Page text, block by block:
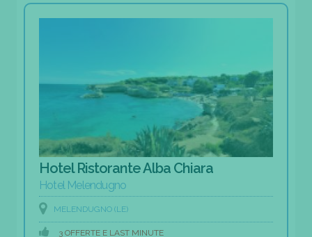
Hotel Ristorante Alba Chiara
Hotel Melendugno
MELENDUGNO (LE)
3 OFFERTE E LAST MINUTE